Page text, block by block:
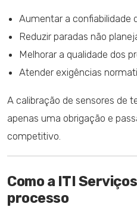
Aumentar a confiabilidade
Reduzir paradas não
Melhorar a qualidade dos
Atender exigências
A calibração de sensores de
apenas uma obrigação e
competitivo.
Como a ITI
processo